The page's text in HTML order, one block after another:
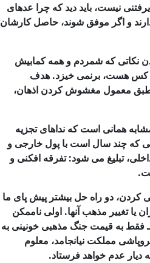
نیست، باید دید که چرا عدهای
و اگر موفق شوند، حاصل کارشان
نکاتی که شمردم و همه کمابیش
هست، برنمی خیزد. هدف
معمول مغشوش کردن اذهان،
همانی است که نداهای تجزیه
که چند سال است با پول خارجی و
تبلیغ می شود: تفرقه افکنی و
کردن، دو راه حل بیشتر پیش پای ما
یا تغییر مذهب آنها. اولی ناممکن
فقط به قیمت جنگ مذهبی خونینی به
مملکت نیانجامد، معلوم
عدم خواهد فرستاد.